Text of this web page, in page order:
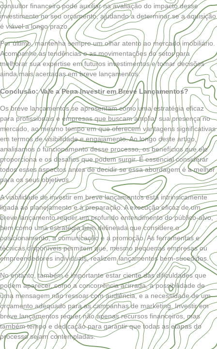
consultor financeiro pode auxiliar na avaliação do impacto desse
investimento no seu orçamento, ajudando a determinar se a aquisição
é viável a longo prazo.
Por último, mantenha sempre um olhar atento ao mercado imobiliário.
Acompanhe as tendências e as movimentações do setor para
melhorar sua expertise em futuros investimentos e tomar decisões
ainda mais acertadas em breve lançamentos.
Conclusão: Vale a Pena Investir em Breve Lançamentos?
Os breve lançamentos se apresentam como uma estratégia eficaz
para profissionais e empresas que buscam ampliar sua presença no
mercado, ao mesmo tempo em que oferecem vantagens significativas
em termos de visibilidade e engajamento. Ao longo deste artigo,
analisamos o funcionamento desse processo, os benefícios que ele
proporciona e os desafios que podem surgir. É essencial considerar
todos esses aspectos antes de decidir se essa abordagem é a melhor
para os seus objetivos.
A viabilidade de investir em breve lançamentos está intrinsicamente
ligada ao planejamento e à preparação. A execução eficaz de um
breve lançamento requer um profundo entendimento do público-alvo,
bem como uma estratégia bem delineada que considere o
posicionamento, a comunicação e a promoção. As ferramentas e
técnicas disponíveis permitem que, mesmo pequenas empresas ou
empreendedores individuais, realizem lançamentos bem-sucedidos.
No entanto, também é importante estar ciente das dificuldades que
podem aparecer, como a concorrência acirrada, a possibilidade de
uma mensagem não ressoar com audiência, e a necessidade de um
orçamento adequado para as campanhas de marketing. Investir em
breve lançamentos requer não apenas recursos financeiros, mas
também tempo e dedicação para garantir que todas as etapas do
processo sejam contempladas.